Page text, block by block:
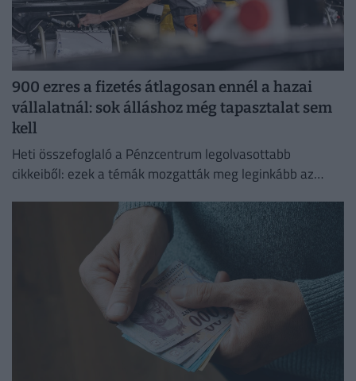
900 ezres a fizetés átlagosan ennél a hazai
vállalatnál: sok álláshoz még tapasztalat sem
kell
Heti összefoglaló a Pénzcentrum legolvasottabb
cikkeiből: ezek a témák mozgatták meg leginkább az